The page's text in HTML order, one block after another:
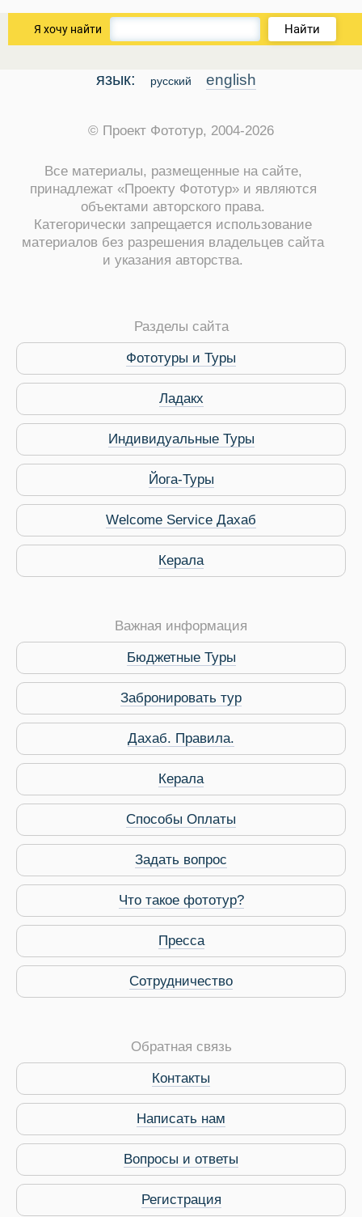
Service Дахаб
Я хочу найти Найти
язык: русский english
© Проект Фототур, 2004-2026
Все материалы, размещенные на сайте,
принадлежат «Проекту Фототур» и являются
объектами авторского права.
Категорически запрещается использование
материалов без разрешения владельцев сайта
и указания авторства.
Разделы сайта
Фототуры и Туры
Ладакх
Индивидуальные Туры
Йога-Туры
Welcome Service Дахаб
Керала
Важная информация
Бюджетные Туры
Забронировать тур
Дахаб. Правила.
Керала
Способы Оплаты
Задать вопрос
Что такое фототур?
Пресса
Сотрудничество
Обратная связь
Контакты
Написать нам
Вопросы и ответы
Регистрация